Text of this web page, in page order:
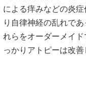
による痒みなどの炎
り自律神経の乱れで
れらをオーダーメイ
っかりアトピーは改善